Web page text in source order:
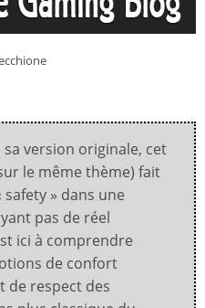
version originale, cet
le même thème) fait
» dans une
pas de réel
ici à comprendre
de confort
de respect des